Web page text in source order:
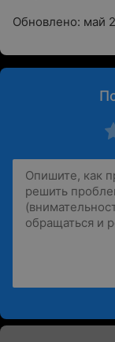
Обновлено: май